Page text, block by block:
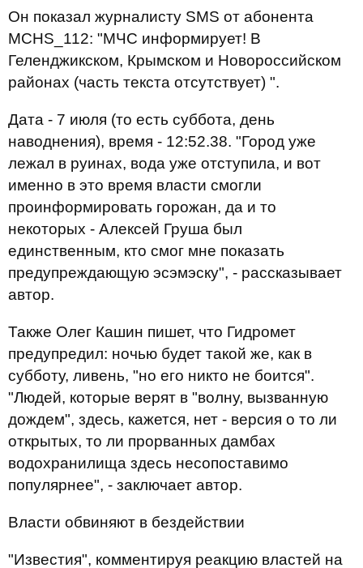
Он показал журналисту SMS от абонента
MCHS_112: "МЧС информирует! В
Геленджикском, Крымском и Новороссийском
районах (часть текста отсутствует) ".
Дата - 7 июля (то есть суббота, день
наводнения), время - 12:52.38. "Город уже
лежал в руинах, вода уже отступила, и вот
именно в это время власти смогли
проинформировать горожан, да и то
некоторых - Алексей Груша был
единственным, кто смог мне показать
предупреждающую эсэмэску", - рассказывает
автор.
Также Олег Кашин пишет, что Гидромет
предупредил: ночью будет такой же, как в
субботу, ливень, "но его никто не боится".
"Людей, которые верят в "волну, вызванную
дождем", здесь, кажется, нет - версия о то ли
открытых, то ли прорванных дамбах
водохранилища здесь несопоставимо
популярнее", - заключает автор.
Власти обвиняют в бездействии
"Известия", комментируя реакцию властей на